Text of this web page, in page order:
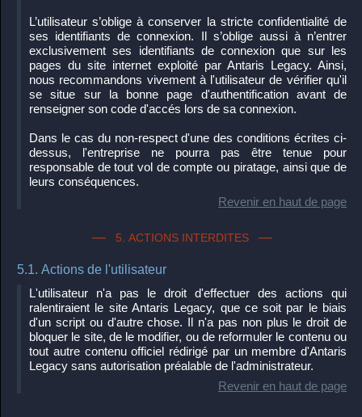
L’utilisateur s’oblige à conserver la stricte confidentialité de
ses identifiants de connexion. Il s’oblige aussi à n’entrer
exclusivement ses identifiants de connexion que sur les
pages du site internet exploité par Antaris Legacy. Ainsi,
nous recommandons vivement à l'utilisateur de vérifier qu'il
se situe sur la bonne page d'authentification avant de
renseigner son code d'accés lors de sa connexion.
Dans le cas du non-respect d'une des conditions écrites ci-
dessus, l'entreprise ne pourra pas être tenue pour
responsable de tout vol de compte ou piratage, ainsi que de
leurs conséquences.
Revenir en haut de page
5. ACTIONS INTERDITES
5.1. Actions de l'utilisateur
L'utilisateur n'a pas le droit d'effectuer des actions qui
ralentiraient le site Antaris Legacy, que ce soit par le biais
d'un script ou d'autre chose. Il n'a pas non plus le droit de
bloquer le site, de le modifier, ou de reformuler le contenu ou
tout autre contenu officiel rédirigé par un membre d'Antaris
Legacy sans autorisation préalable de l'administrateur.
Revenir en haut de page